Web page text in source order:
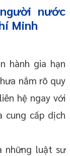
nước
Minh
hành gia hạn
nắm rõ quy
hệ ngay với
cung cấp dịch
những luật sư